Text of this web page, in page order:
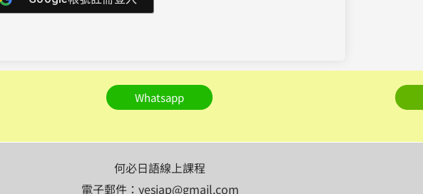
Whatsapp
何必日語線上課程
電子郵件：yesjap@gmail.com